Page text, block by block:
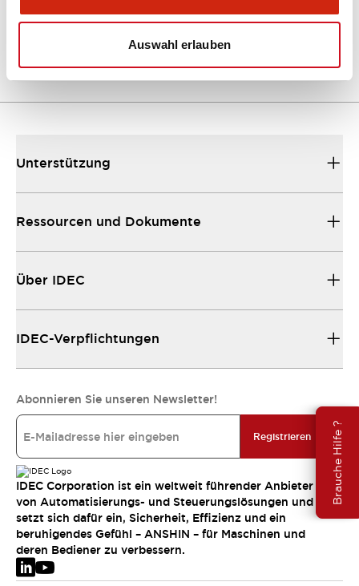
Auswahl erlauben
Brauche Hilfe ?
10/10/2024.PDF5.62MB
Unterstützung
Ressourcen und Dokumente
Über IDEC
IDEC-Verpflichtungen
Abonnieren Sie unseren Newsletter!
Registrieren
IDEC Corporation ist ein weltweit führender Anbieter
von Automatisierungs- und Steuerungslösungen und
setzt sich dafür ein, Sicherheit, Effizienz und ein
beruhigendes Gefühl – ANSHIN – für Maschinen und
deren Bediener zu verbessern.